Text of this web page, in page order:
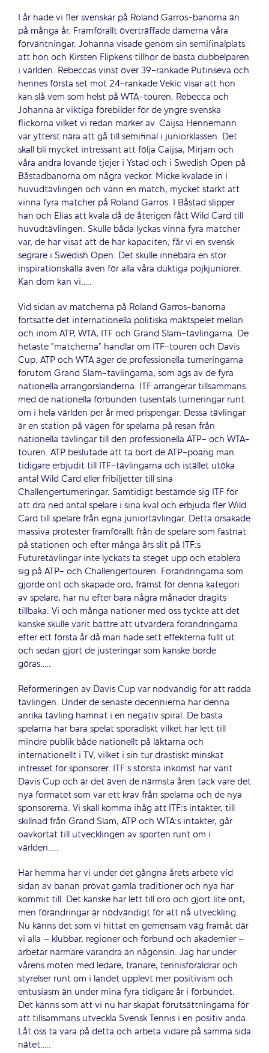
I år hade vi fler svenskar på Roland Garros-banorna än
på många år. Framförallt överträffade damerna våra
förväntningar. Johanna visade genom sin semifinalplats
att hon och Kirsten Flipkens tillhör de bästa dubbelparen
i världen. Rebeccas vinst över 39-rankade Putinseva och
hennes första set mot 24-rankade Vekic visar att hon
kan slå vem som helst på WTA-touren. Rebecca och
Johanna är viktiga förebilder för de yngre svenska
flickorna vilket vi redan märker av. Caijsa Hennemann
var ytterst nära att gå till semifinal i juniorklassen. Det
skall bli mycket intressant att följa Caijsa, Mirjam och
våra andra lovande tjejer i Ystad och i Swedish Open på
Båstadbanorna om några veckor. Micke kvalade in i
huvudtävlingen och vann en match, mycket starkt att
vinna fyra matcher på Roland Garros. I Båstad slipper
han och Elias att kvala då de återigen fått Wild Card till
huvudtävlingen. Skulle båda lyckas vinna fyra matcher
var, de har visat att de har kapaciten, får vi en svensk
segrare i Swedish Open. Det skulle innebära en stor
inspirationskälla även för alla våra duktiga pojkjuniorer.
Kan dom kan vi…..
Vid sidan av matcherna på Roland Garros-banorna
fortsatte det internationella politiska maktspelet mellan
och inom ATP, WTA, ITF och Grand Slam-tävlingarna. De
hetaste ”matcherna” handlar om ITF-touren och Davis
Cup. ATP och WTA äger de professionella turneringarna
förutom Grand Slam-tävlingarna, som ägs av de fyra
nationella arrangörsländerna. ITF arrangerar tillsammans
med de nationella förbunden tusentals turneringar runt
om i hela världen per år med prispengar. Dessa tävlingar
är en station på vägen för spelarna på resan från
nationella tävlingar till den professionella ATP- och WTA-
touren. ATP beslutade att ta bort de ATP-poäng man
tidigare erbjudit till ITF-tävlingarna och istället utöka
antal Wild Card eller fribiljetter till sina
Challengerturneringar. Samtidigt bestämde sig ITF för
att dra ned antal spelare i sina kval och erbjuda fler Wild
Card till spelare från egna juniortävlingar. Detta orsakade
massiva protester framförallt från de spelare som fastnat
på stationen och efter många års slit på ITF:s
Futuretävlingar inte lyckats ta steget upp och etablera
sig på ATP- och Challengertouren. Förändringarna som
gjorde ont och skapade oro, främst för denna kategori
av spelare, har nu efter bara några månader dragits
tillbaka. Vi och många nationer med oss tyckte att det
kanske skulle varit bättre att utvärdera förändringarna
efter ett första år då man hade sett effekterna fullt ut
och sedan gjort de justeringar som kanske borde
göras…..
Reformeringen av Davis Cup var nödvändig för att rädda
tävlingen. Under de senaste decennierna har denna
anrika tävling hamnat i en negativ spiral. De bästa
spelarna har bara spelat sporadiskt vilket har lett till
mindre publik både nationellt på läktarna och
internationellt i TV, vilket i sin tur drastiskt minskat
intresset för sponsorer. ITF:s största inkomst har varit
Davis Cup och är det även de närmsta åren tack vare det
nya formatet som var ett krav från spelarna och de nya
sponsorerna. Vi skall komma ihåg att ITF:s intäkter, till
skillnad från Grand Slam, ATP och WTA:s intäkter, går
oavkortat till utvecklingen av sporten runt om i
världen…..
Här hemma har vi under det gångna årets arbete vid
sidan av banan prövat gamla traditioner och nya har
kommit till. Det kanske har lett till oro och gjort lite ont,
men förändringar är nödvändigt för att nå utveckling.
Nu känns det som vi hittat en gemensam väg framåt där
vi alla – klubbar, regioner och förbund och akademier –
arbetar närmare varandra än någonsin. Jag har under
vårens möten med ledare, tränare, tennisföräldrar och
styrelser runt om i landet upplevt mer positivism och
entusiasm än under mina fyra tidigare år i förbundet.
Det känns som att vi nu har skapat förutsättningarna för
att tillsammans utveckla Svensk Tennis i en positiv anda.
Låt oss ta vara på detta och arbeta vidare på samma sida
nätet…..